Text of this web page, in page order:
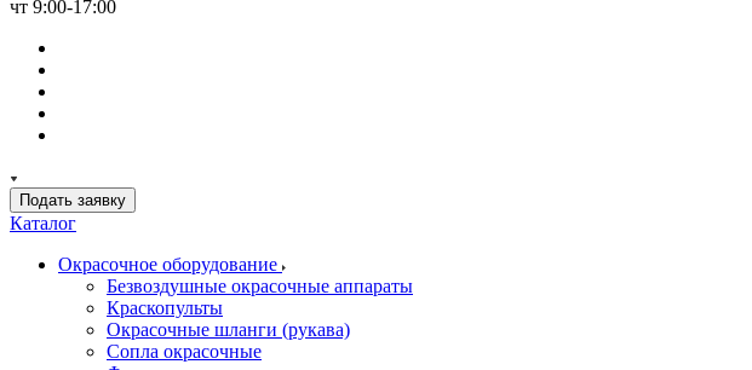
чт 9:00-17:00
Подать заявку
Каталог
Окрасочное оборудование
Безвоздушные окрасочные аппараты
Краскопульты
Окрасочные шланги (рукава)
Сопла окрасочные